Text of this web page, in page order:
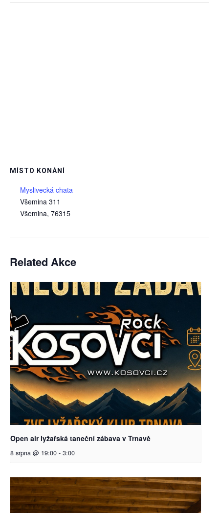
MÍSTO KONÁNÍ
Myslivecká chata
Všemina 311
Všemina, 76315
Related Akce
Open air lyžařská taneční zábava v Trnavě
8 srpna @ 19:00 - 3:00